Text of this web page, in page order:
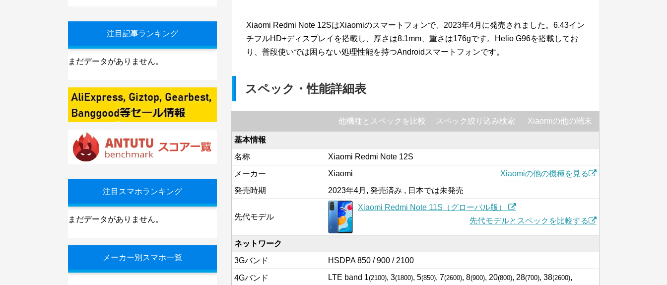
Xiaomi Redmi Note 12SはXiaomiのスマートフォンで、2023年4月に発売されました。6.43イン
チフルHD+ディスプレイを搭載し、厚さは8.1mm、重さは176gです。Helio G96を搭載してお
り、普段使いでは困らない処理性能を持つAndroidスマートフォンです。
スペック・性能詳細表
Xiaomiの他の端末
スペック絞り込み検索
他機種とスペックを比較
基本情報
名称
Xiaomi Redmi Note 12S
メーカー
Xiaomi
Xiaomiの他の機種を見る
発売時期
2023年4月, 発売済み , 日本では未発売
先代モデル
Xiaomi Redmi Note 11S（グローバル版）
先代モデルとスペックを比較する
ネットワーク
3Gバンド
HSDPA 850 / 900 / 2100
4Gバンド
LTE band 1(2100), 3(1800), 5(850), 7(2600), 8(900), 20(800), 28(700), 38(2600),
注目記事ランキング
まだデータがありません。
注目スマホランキング
まだデータがありません。
メーカー別スマホ一覧